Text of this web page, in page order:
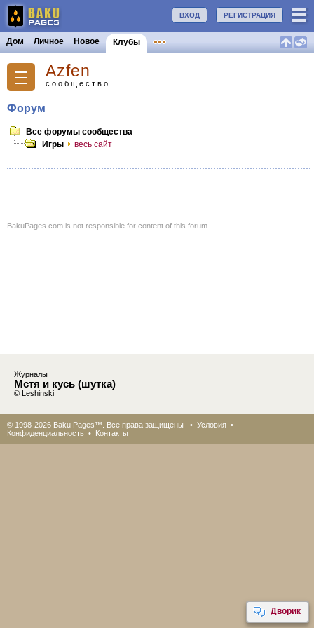
РЕГИСТРАЦИЯ
ВХОД
Дом Личное Новое Клубы
Azfen
сообщество
Форум
Все форумы сообщества
Игры
весь сайт
BakuPages.com is not responsible for content of this forum.
Дворик
Журналы
Мстя и кусь (шутка)
© Leshinski
© 1998-2026 Baku Pages™. Все права защищены • Условия •
Конфиденциальность • Контакты